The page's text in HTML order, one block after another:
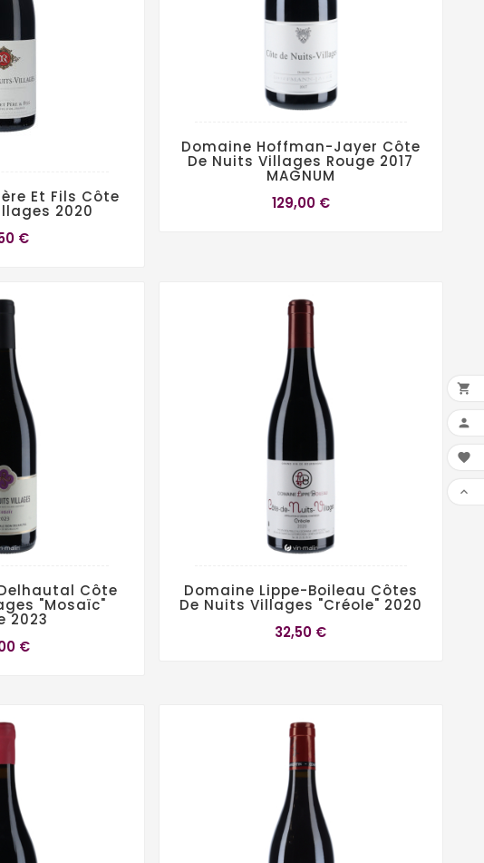
Et Fils Côte
2020
€
Domaine Hoffman-Jayer Côte
De Nuits Villages Rouge 2017
MAGNUM
129,00 €
Côte
"Mosaïc"
2023
€
Domaine Lippe-Boileau Côtes
De Nuits Villages "Créole" 2020
32,50 €



